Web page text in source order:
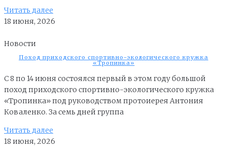
Читать далее
18 июня, 2026
Новости
Поход приходского спортивно-экологического кружка
«Тропинка»
С 8 по 14 июня состоялся первый в этом году большой
поход приходского спортивно-экологического кружка
«Тропинка» под руководством протоиерея Антония
Коваленко. За семь дней группа
Читать далее
18 июня, 2026